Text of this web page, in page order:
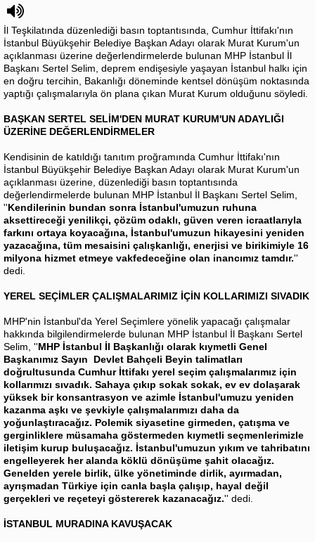
İl Teşkilatında düzenlediği basın toptantısında, Cumhur İttifakı'nın
İstanbul Büyükşehir Belediye Başkan Adayı olarak Murat Kurum'un
açıklanması üzerine değerlendirmelerde bulunan MHP İstanbul İl
Başkanı Sertel Selim, deprem endişesiyle yaşayan İstanbul halkı için
en doğru tercihin, Bakanlığı döneminde kentsel dönüşüm noktasında
yaptığı çalışmalarıyla ön plana çıkan Murat Kurum olduğunu söyledi.
BAŞKAN SERTEL SELİM'DEN MURAT KURUM'UN ADAYLIĞI
ÜZERİNE DEĞERLENDİRMELER
Kendisinin de katıldığı tanıtım proğramında Cumhur İttifakı'nın
İstanbul Büyükşehir Belediye Başkan Adayı olarak Murat Kurum'un
açıklanması üzerine, düzenlediği basın toptantısında
değerlendirmelerde bulunan MHP İstanbul İl Başkanı Sertel Selim,
''Kendilerinin bundan sonra İstanbul'umuzun ruhuna
aksettireceği yenilikçi, çözüm odaklı, güven veren icraatlarıyla
farkını ortaya koyacağına, İstanbul'umuzun hikayesini yeniden
yazacağına, tüm mesaisini çalışkanlığı, enerjisi ve birikimiyle 16
milyona hizmet etmeye vakfedeceğine olan inancımız tamdır.''
dedi.
YEREL SEÇİMLER ÇALIŞMALARIMIZ İÇİN KOLLARIMIZI SIVADIK
MHP'nin İstanbul'da Yerel Seçimlere yönelik yapacağı çalışmalar
hakkında bilgilendirmelerde bulunan MHP İstanbul İl Başkanı Sertel
Selim, ''MHP İstanbul İl Başkanlığı olarak kıymetli Genel
Başkanımız Sayın Devlet Bahçeli Beyin talimatları
doğrultusunda Cumhur İttifakı yerel seçim çalışmalarımız için
kollarımızı sıvadık. Sahaya çıkıp sokak sokak, ev ev dolaşarak
yüksek bir konsantrasyon ve azimle İstanbul'umuzu yeniden
kazanma aşkı ve şevkiyle çalışmalarımızı daha da
yoğunlaştıracağız. Polemik siyasetine girmeden, çatışma ve
gerginliklere müsamaha göstermeden kıymetli seçmenlerimizle
iletişim kurup buluşacağız. İstanbul'umuzun yıkım ve tahribatını
engelleyerek her alanda köklü dönüşüme şahit olacağız.
Genelden yerele birlik, ülke yönetiminde dirlik, ayırmadan,
ayrışmadan Türkiye için canla başla çalışıp, hayal değil
gerçekleri ve reçeteyi göstererek kazanacağız.'' dedi.
İSTANBUL MURADINA KAVUŞACAK